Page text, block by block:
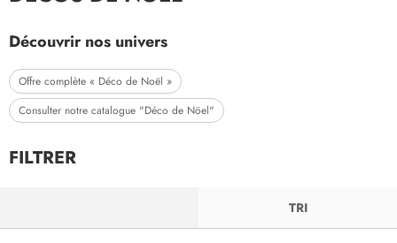
Découvrir nos univers
Offre complète « Déco de Noël »
Consulter notre catalogue "Déco de Nöel"
FILTRER
TRI